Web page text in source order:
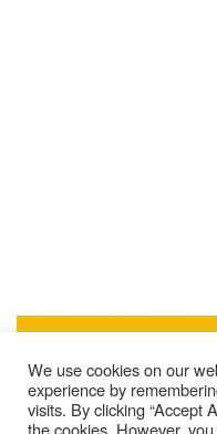
We use cookies on our
experience by
visits. By clicking “Accept
the cookies. However,